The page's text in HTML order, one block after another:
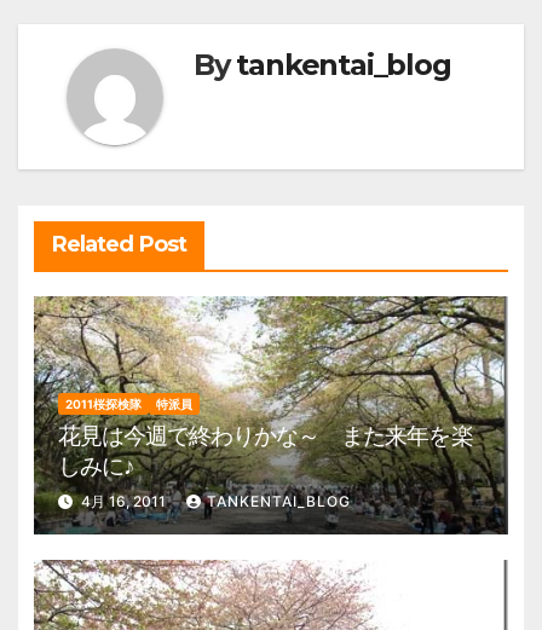
ー
シ
Bytankentai_blog
Related Post
2011桜探検隊 特派員
花見は今週で終わりかな～ また来年を楽
しみに♪
4月 16, 2011 TANKENTAI_BLOG